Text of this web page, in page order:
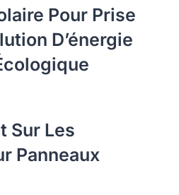
Pour Prise
D’énergie
Sur Les
Panneaux